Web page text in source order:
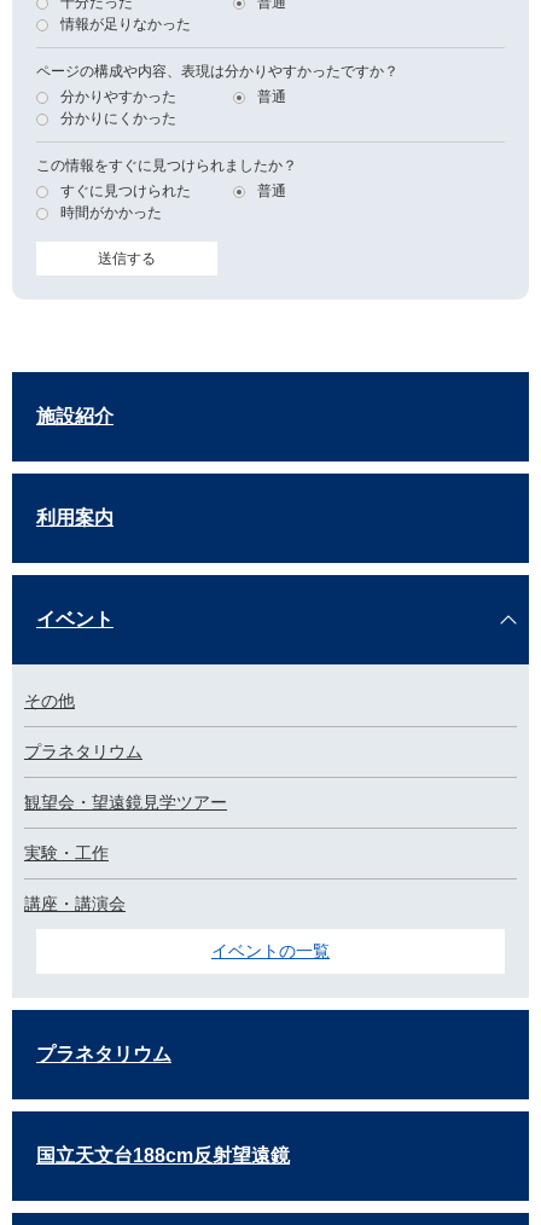
情報が足りなかった
ページの構成や内容、表現は分かりやすかったですか？
分かりやすかった
普通
分かりにくかった
この情報をすぐに見つけられましたか？
すぐに見つけられた
普通
時間がかかった
施設紹介
利用案内
イベント
その他
プラネタリウム
観望会・望遠鏡見学ツアー
実験・工作
講座・講演会
イベントの一覧
プラネタリウム
国立天文台188cm反射望遠鏡